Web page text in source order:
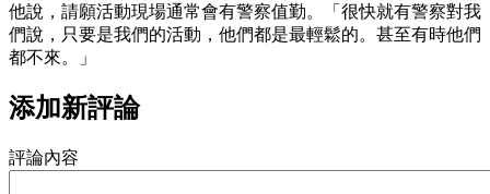
他說，請願活動現場通常會有警察值勤。「很快就有警察對我
們說，只要是我們的活動，他們都是最輕鬆的。甚至有時他們
都不來。」
添加新評論
評論內容